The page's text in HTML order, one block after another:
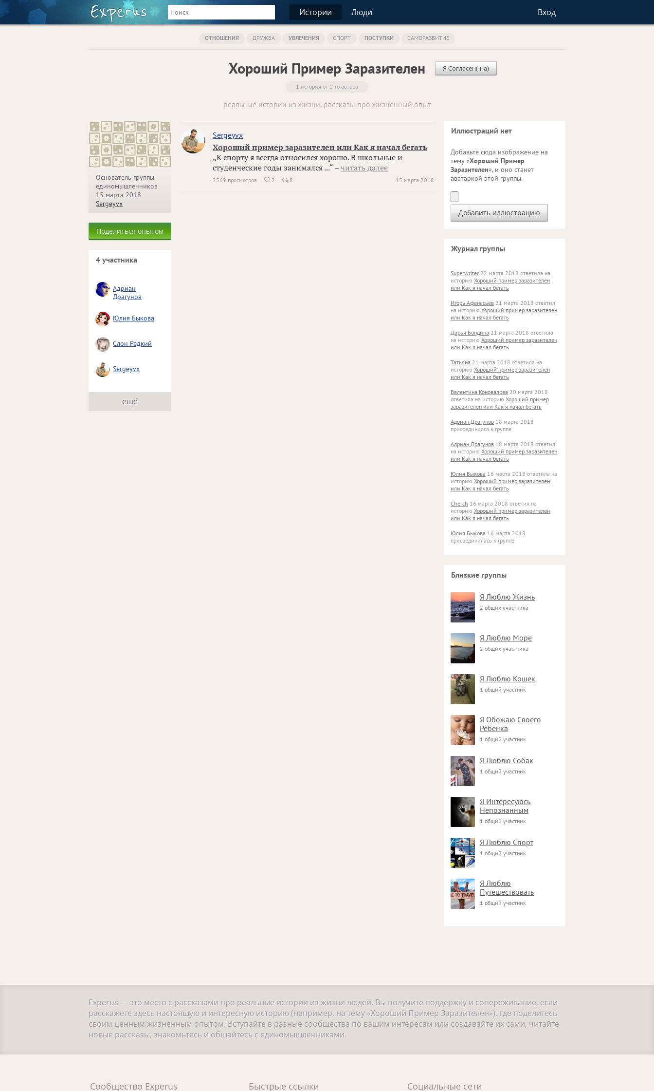
Истории Люди Вход
ОТНОШЕНИЯ ДРУЖБА УВЛЕЧЕНИЯ СПОРТ ПОСТУПКИ САМОРАЗВИТИЕ
Хороший Пример Заразителен Я Согласен(-на)
1 история от 1-го автора
реальные истории из жизни, рассказы про жизненный опыт
Основатель группы
единомышленников
15 марта 2018
Sergeyvx
Поделиться опытом
4 участника
Адриан
Драгунов
Юлия Быкова
Слон Редкий
Sergeyvx
ещё
Sergeyvx
Хороший пример заразителен или Как я начал бегать
„К спорту я всегда относился хорошо. В школьные и
студенческие годы занимался ...“ – читать далее
15 марта 2018
2569 просмотров  2 8
Иллюстраций нет
Добавьте сюда изображение на
тему «Хороший Пример
Заразителен», и оно станет
аватаркой этой группы.
Журнал группы
Superwriter 22 марта 2018 ответила на
историю Хороший пример заразителен
или Как я начал бегать
Игорь Афанасьев 21 марта 2018 ответил
на историю Хороший пример заразителен
или Как я начал бегать
Дарья Бондина 21 марта 2018 ответила
на историю Хороший пример заразителен
или Как я начал бегать
Татьяна 21 марта 2018 ответила на
историю Хороший пример заразителен
или Как я начал бегать
Валентина Коновалова 20 марта 2018
ответила на историю Хороший пример
заразителен или Как я начал бегать
Адриан Драгунов 18 марта 2018
присоединился к группе
Адриан Драгунов 18 марта 2018 ответил
на историю Хороший пример заразителен
или Как я начал бегать
Юлия Быкова 16 марта 2018 ответила на
историю Хороший пример заразителен
или Как я начал бегать
Cherch 16 марта 2018 ответил на
историю Хороший пример заразителен
или Как я начал бегать
Юлия Быкова 16 марта 2018
присоединилась к группе
Близкие группы
Я Люблю Жизнь
2 общих участника
Я Люблю Море
2 общих участника
Я Люблю Кошек
1 общий участник
Я Обожаю Своего
Ребёнка
1 общий участник
Я Люблю Собак
1 общий участник
Я Интересуюсь
Непознанным
1 общий участник
Я Люблю Спорт
1 общий участник
Я Люблю
Путешествовать
1 общий участник
Experus — это место с рассказами про реальные истории из жизни людей. Вы получите поддержку и сопереживание, если
расскажете здесь настоящую и интересную историю (например, на тему «Хороший Пример Заразителен»), где поделитесь
своим ценным жизненным опытом. Вступайте в разные сообщества по вашим интересам или создавайте их сами, читайте
новые рассказы, знакомьтесь и общайтесь с единомышленниками.
Сообщество Experus Быстрые ссылки Социальные сети